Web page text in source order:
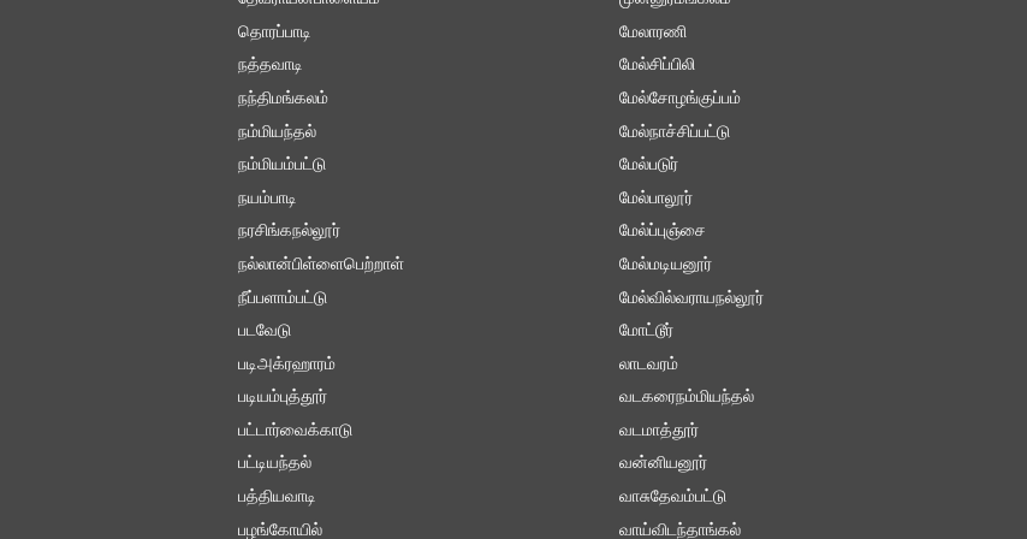
தொரப்பாடி
நத்தவாடி
நந்திமங்கலம்
நம்மியந்தல்
நம்மியம்பட்டு
நயம்பாடி
நரசிங்கநல்லூர்
நல்லான்பிள்ளைபெற்றாள்
நீப்பளாம்பட்டு
படவேடு
படிஅக்ரஹாரம்
படியம்புத்தூர்
பட்டார்வைக்காடு
பட்டியந்தல்
பத்தியவாடி
பழங்கோயில்
மேலாரணி
மேல்சிப்பிலி
மேல்சோழங்குப்பம்
மேல்நாச்சிப்பட்டு
மேல்படுர்
மேல்பாலூர்
மேல்ப்புஞ்சை
மேல்மடியனூர்
மேல்வில்வராயநல்லூர்
மோட்டூர்
லாடவரம்
வடகரைநம்மியந்தல்
வடமாத்தூர்
வன்னியனூர்
வாசுதேவம்பட்டு
வாய்விடந்தாங்கல்